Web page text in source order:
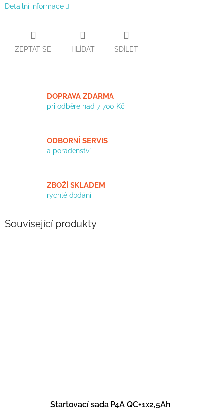
Detailní informace
ZEPTAT SE HLÍDAT SDÍLET
DOPRAVA ZDARMA
pri odběre nad 7 700 Kč
ODBORNÍ SERVIS
a poradenství
ZBOŽÍ SKLADEM
rychlé dodání
Související produkty
Startovací sada P4A QC+1x2,5Ah